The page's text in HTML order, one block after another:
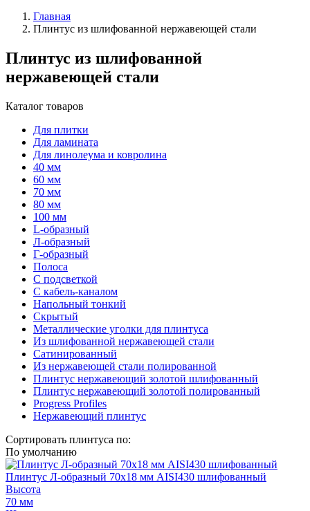
Главная
Плинтус из шлифованной нержавеющей стали
Плинтус из шлифованной
нержавеющей стали
Каталог товаров
Для плитки
Для ламината
Для линолеума и ковролина
40 мм
60 мм
70 мм
80 мм
100 мм
L-образный
Л-образный
Г-образный
Полоса
С подсветкой
С кабель-каналом
Напольный тонкий
Скрытый
Металлические уголки для плинтуса
Из шлифованной нержавеющей стали
Сатинированный
Из нержавеющей стали полированной
Плинтус нержавеющий золотой шлифованный
Плинтус нержавеющий золотой полированный
Progress Profiles
Нержавеющий плинтус
Сортировать плинтуса по:
По умолчанию
Плинтус Л-образный 70х18 мм AISI430 шлифованный
Высота
70 мм